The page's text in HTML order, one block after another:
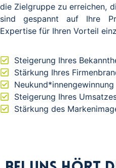
die Zielgruppe zu erreichen,
sind gespannt auf Ihre
Expertise für Ihren Vorteil
Steigerung Ihres
Stärkung Ihres
Neukund*innengewinnung
Steigerung Ihres
Stärkung des